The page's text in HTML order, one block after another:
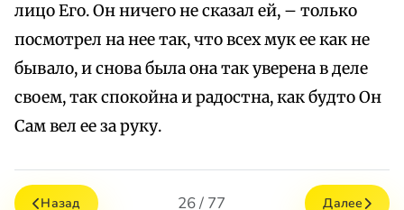
лицо Его. Он ничего не сказал ей, – только
посмотрел на нее так, что всех мук ее как не
бывало, и снова была она так уверена в деле
своем, так спокойна и радостна, как будто Он
Сам вел ее за руку.
Назад 26 / 77 Далее